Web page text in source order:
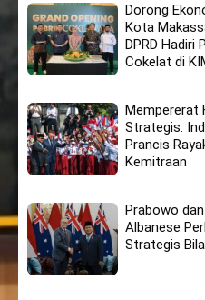
Dorong
Kota
DPRD Hadiri
Cokelat di
Mempererat
Strategis:
Prancis
Kemitraan
Prabowo
Albanese
Strategis